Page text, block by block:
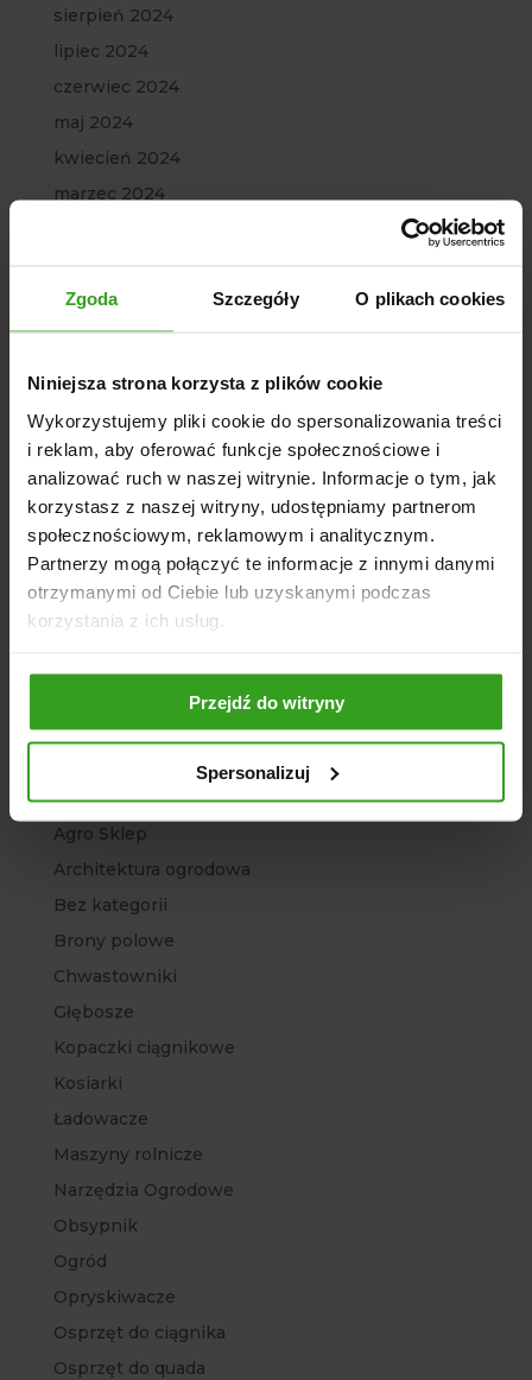
Zgoda Szczegóły O plikach cookies
Niniejsza strona korzysta z plików cookie
Wykorzystujemy pliki cookie do spersonalizowania treści
i reklam, aby oferować funkcje społecznościowe i
analizować ruch w naszej witrynie. Informacje o tym, jak
korzystasz z naszej witryny, udostępniamy partnerom
społecznościowym, reklamowym i analitycznym.
Partnerzy mogą połączyć te informacje z innymi danymi
otrzymanymi od Ciebie lub uzyskanymi podczas
korzystania z ich usług.
Przejdź do witryny
Spersonalizuj
sierpień 2024
lipiec 2024
czerwiec 2024
maj 2024
kwiecień 2024
marzec 2024
grudzień 2023
listopad 2023
październik 2023
lipiec 2023
czerwiec 2023
maj 2023
marzec 2023
luty 2023
styczeń 2023
Kategorie
Agregat
Agro Sklep
Architektura ogrodowa
Bez kategorii
Brony polowe
Chwastowniki
Głębosze
Kopaczki ciągnikowe
Kosiarki
Ładowacze
Maszyny rolnicze
Narzędzia Ogrodowe
Obsypnik
Ogród
Opryskiwacze
Osprzęt do ciągnika
Osprzęt do quada